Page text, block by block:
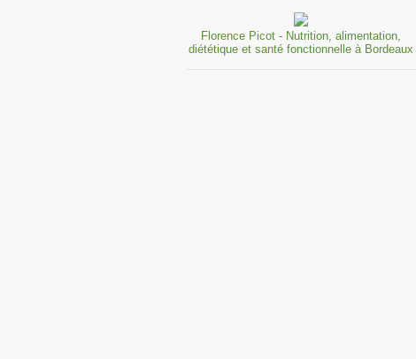
Florence Picot - Nutrition, alimentation,
diététique et santé fonctionnelle à Bordeaux